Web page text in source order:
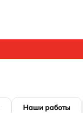
Наши работы